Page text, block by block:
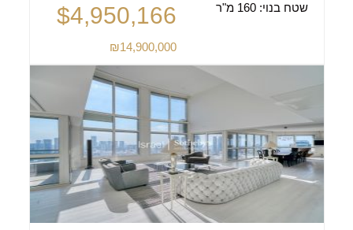
שטח בנוי:160 מ"ר $4,950,166
₪14,900,000